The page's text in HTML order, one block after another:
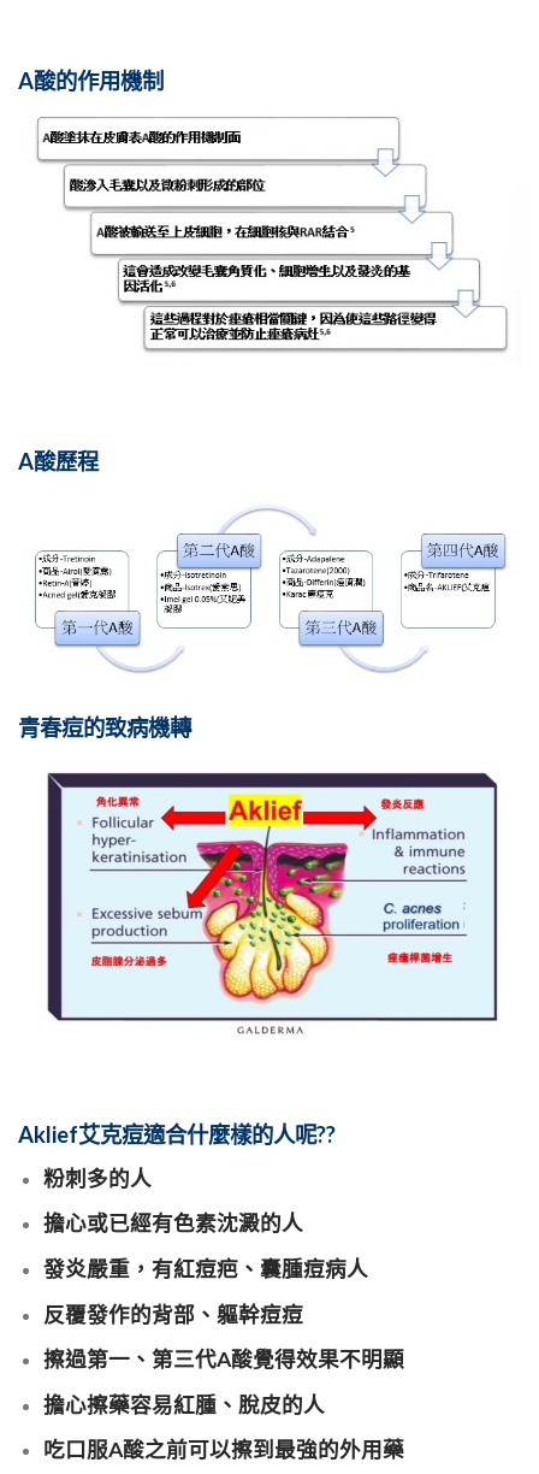
A酸的作用機制
A酸歷程
青春痘的致病機轉
Aklief艾克痘適合什麼樣的人呢??
粉刺多的人
擔心或已經有色素沈澱的人
發炎嚴重，有紅痘疤、囊腫痘病人
反覆發作的背部、軀幹痘痘
擦過第一、第三代A酸覺得效果不明顯
擔心擦藥容易紅腫、脫皮的人
吃口服A酸之前可以擦到最強的外用藥